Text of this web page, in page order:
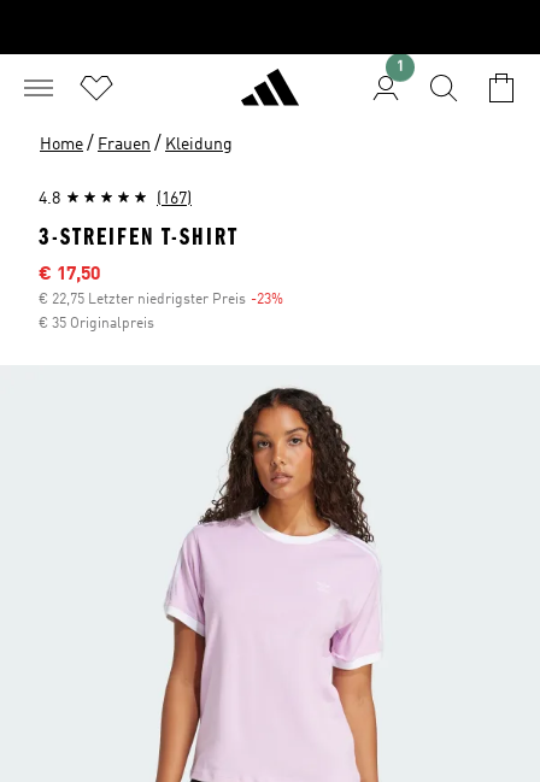
1
Home / Frauen / Kleidung
4.8 (167)
3-STREIFEN T-SHIRT
Sale-Preis
€ 17,50
€ 22,75 Letzter niedrigster Preis -23%
€ 35 Originalpreis